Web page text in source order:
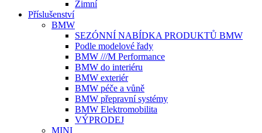
Zimní
Příslušenství
BMW
SEZÓNNÍ NABÍDKA PRODUKTŮ BMW
Podle modelové řady
BMW ///M Performance
BMW do interiéru
BMW exteriér
BMW péče a vůně
BMW přepravní systémy
BMW Elektromobilita
VÝPRODEJ
MINI